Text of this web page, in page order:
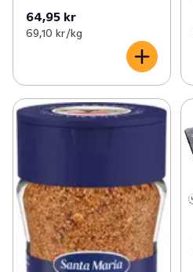
64,95 kr
69,10 kr /kg